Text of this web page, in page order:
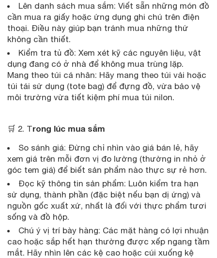
Lên danh sách mua sắm: Viết sẵn những món đồ
cần mua ra giấy hoặc ứng dụng ghi chú trên điện
thoại. Điều này giúp bạn tránh mua những thứ
không cần thiết.
Kiểm tra tủ đồ: Xem xét kỹ các nguyên liệu, vật
dụng đang có ở nhà để không mua trùng lặp.
Mang theo túi cá nhân: Hãy mang theo túi vải hoặc
túi tái sử dụng (tote bag) để đựng đồ, vừa bảo vệ
môi trường vừa tiết kiệm phí mua túi nilon.
🛒 2. Trong lúc mua sắm
So sánh giá: Đừng chỉ nhìn vào giá bán lẻ, hãy
xem giá trên mỗi đơn vị đo lường (thường in nhỏ ở
góc tem giá) để biết sản phẩm nào thực sự rẻ hơn.
Đọc kỹ thông tin sản phẩm: Luôn kiểm tra hạn
sử dụng, thành phần (đặc biệt nếu bạn dị ứng) và
nguồn gốc xuất xứ, nhất là đối với thực phẩm tươi
sống và đồ hộp.
Chú ý vị trí bày hàng: Các mặt hàng có lợi nhuận
cao hoặc sắp hết hạn thường được xếp ngang tầm
mắt. Hãy nhìn lên các kệ cao hoặc cúi xuống kệ